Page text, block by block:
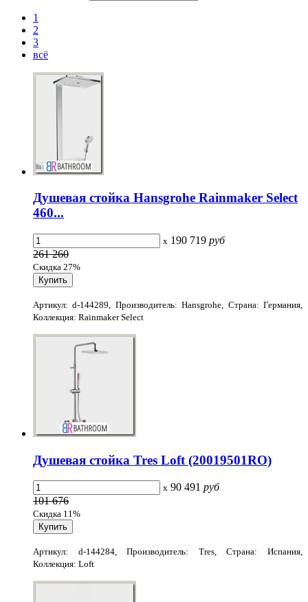
1
2
3
всё
Душевая стойка Hansgrohe Rainmaker Select
460...
x 190 719 руб
261 260
Скидка 27%
Артикул: d-144289, Производитель: Hansgrohe, Страна: Германия,
Коллекция: Rainmaker Select
Душевая стойка Tres Loft (20019501RO)
x 90 491 руб
101 676
Скидка 11%
Артикул: d-144284, Производитель: Tres, Страна: Испания,
Коллекция: Loft